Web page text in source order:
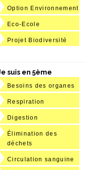
Option Environnement
Eco-Ecole
Projet Biodiversité
suis en 5ème
Besoins des organes
Respiration
Digestion
Élimination des
déchets
Circulation sanguine